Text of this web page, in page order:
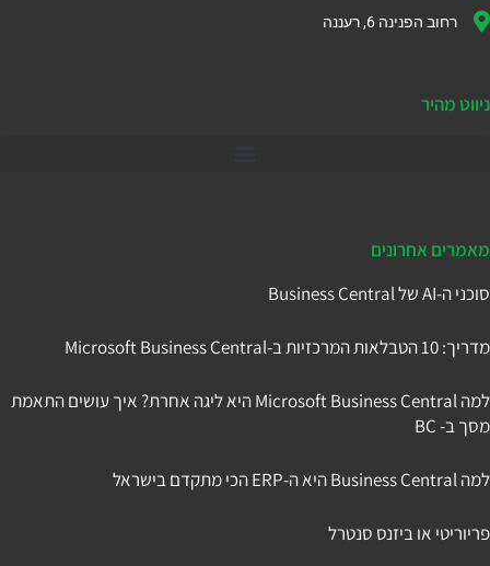
רחוב הפנינה 6, רעננה
ניווט מהיר
מאמרים אחרונים
סוכני ה-AI של Business Central
מדריך: 10 הטבלאות המרכזיות ב-Microsoft Business Central
למה Microsoft Business Central היא ליגה אחרת? איך עושים התאמת
מסך ב- BC
למה Business Central היא ה-ERP הכי מתקדם בישראל
פריוריטי או ביזנס סנטרל